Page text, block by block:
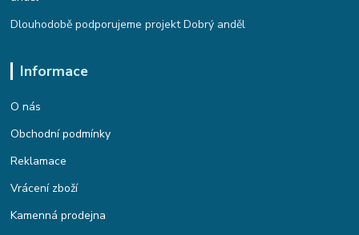
Dlouhodobě podporujeme projekt Dobrý anděl
Informace
O nás
Obchodní podmínky
Reklamace
Vrácení zboží
Kamenná prodejna